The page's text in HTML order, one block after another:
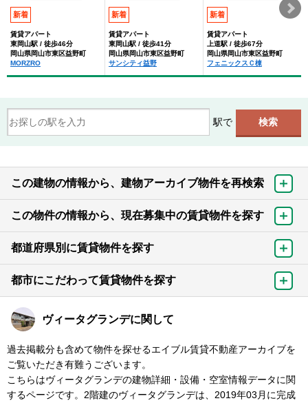
新着
賃貸アパート
東岡山駅 / 徒歩46分
岡山県岡山市東区益野町
MORZRO
新着
賃貸アパート
東岡山駅 / 徒歩41分
岡山県岡山市東区益野町
サンシティ益野
新着
賃貸アパート
上道駅 / 徒歩67分
岡山県岡山市東区益野町
フェニックスＣ棟
駅で
この建物の情報から、建物アーカイブ物件を再検索
この物件の情報から、現在募集中の賃貸物件を探す
都道府県別に賃貸物件を探す
都市にこだわって賃貸物件を探す
ヴィータグランデに関して
過去掲載分も含めて物件を探せるエイブル賃貸不動産アーカイブを
ご覧いただき有難うございます。
こちらはヴィータグランデの建物詳細・設備・空室情報データに関
するページです。2階建のヴィータグランデは、2019年03月に完成